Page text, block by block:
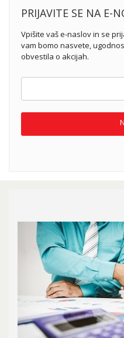
PRIJAVITE SE NA E-
Vpišite vaš e-naslov in se
vam bomo nasvete,
obvestila o akcijah.